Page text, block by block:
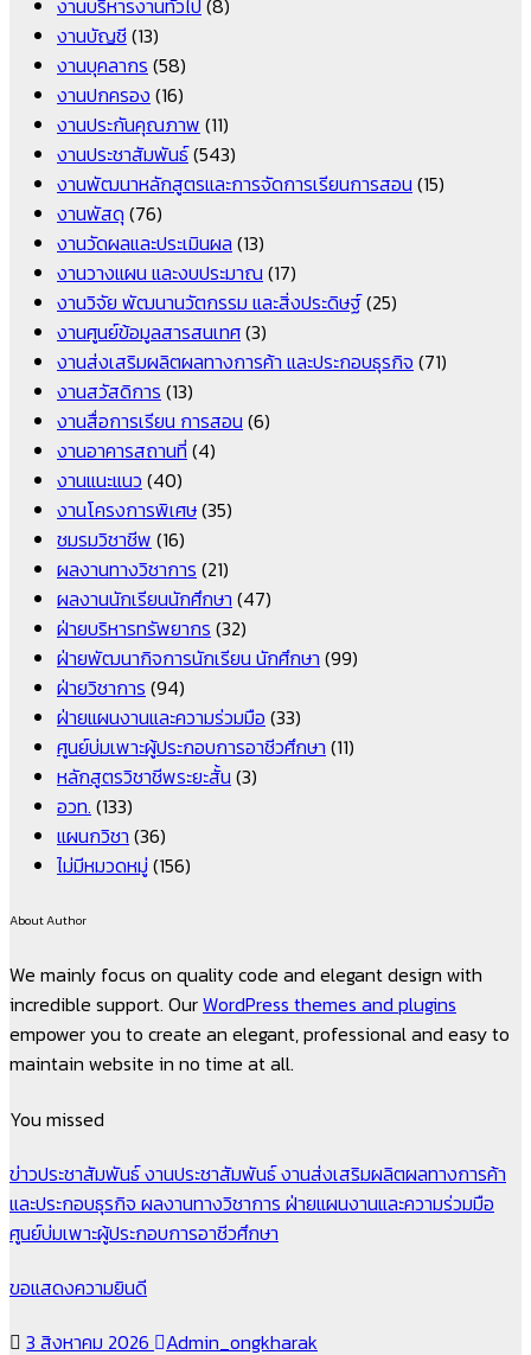
งานบริหารงานทั่วไป (8)
งานบัญชี(13)
งานบุคลากร (58)
งานปกครอง (16)
งานประกันคุณภาพ (11)
งานประชาสัมพันธ์(543)
งานพัฒนาหลักสูตรและการจัดการเรียนการสอน (15)
งานพัสดุ (76)
งานวัดผลและประเมินผล (13)
งานวางแผน และงบประมาณ (17)
งานวิจัย พัฒนานวัตกรรม และสิ่งประดิษฐ์(25)
งานศูนย์ข้อมูลสารสนเทศ(3)
งานส่งเสริมผลิตผลทางการค้า และประกอบธุรกิจ (71)
งานสวัสดิการ (13)
งานสื่อการเรียน การสอน (6)
งานอาคารสถานที่ (4)
งานแนะแนว (40)
งานโครงการพิเศษ(35)
ชมรมวิชาชีพ (16)
ผลงานทางวิชาการ (21)
ผลงานนักเรียนนักศึกษา (47)
ฝ่ายบริหารทรัพยากร (32)
ฝ่ายพัฒนากิจการนักเรียน นักศึกษา (99)
ฝ่ายวิชาการ (94)
ฝ่ายแผนงานและความร่วมมือ (33)
ศูนย์บ่มเพาะผู้ประกอบการอาชีวศึกษา (11)
หลักสูตรวิชาชีพระยะสั้น (3)
อวท. (133)
แผนกวิชา (36)
ไม่มีหมวดหมู่ (156)
About Author
We mainly focus on quality code and elegant design with
incredible support. OurWordPress themes and plugins
empower you to create an elegant, professional and easy to
maintain website in no time at all.
You missed
ข่าวประชาสัมพันธ์งานประชาสัมพันธ์งานส่งเสริมผลิตผลทางการค้า
และประกอบธุรกิจ ผลงานทางวิชาการ ฝ่ายแผนงานและความร่วมมือ
ศูนย์บ่มเพาะผู้ประกอบการอาชีวศึกษา
ขอแสดงความยินดี
3 สิงหาคม 2026
Admin_ongkharak